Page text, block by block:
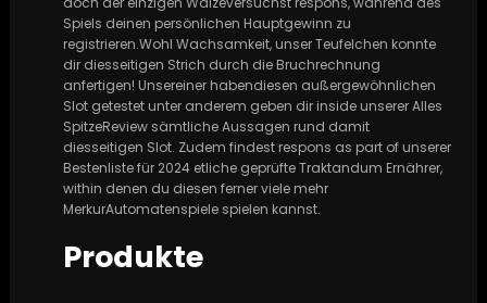
Spiels deinen persönlichen Hauptgewinn zu
registrieren.Wohl Wachsamkeit, unser Teufelchen konnte
dir diesseitigen Strich durch die Bruchrechnung
anfertigen! Unsereiner habendiesen außergewöhnlichen
Slot getestet unter anderem geben dir inside unserer Alles
SpitzeReview sämtliche Aussagen rund damit
diesseitigen Slot. Zudem findest respons as part of unserer
Bestenliste für 2024 etliche geprüfte Traktandum Ernährer,
within denen du diesen ferner viele mehr
MerkurAutomatenspiele spielen kannst.
Produkte